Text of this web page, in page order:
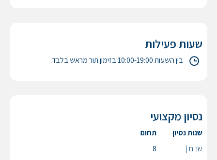
שעות פעילות
בין השעות 10:00-19:00 בזימון תור מראש בלבד.
נסיון מקצועי
שנות נסיון
תחום
שנים |
8